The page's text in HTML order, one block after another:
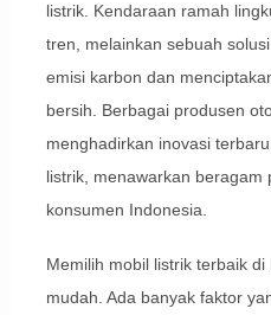
listrik. Kendaraan ramah
tren, melainkan sebuah
emisi karbon dan
bersih. Berbagai produsen
menghadirkan inovasi
listrik, menawarkan beragam
konsumen Indonesia.
Memilih mobil listrik terbaik
mudah. Ada banyak faktor